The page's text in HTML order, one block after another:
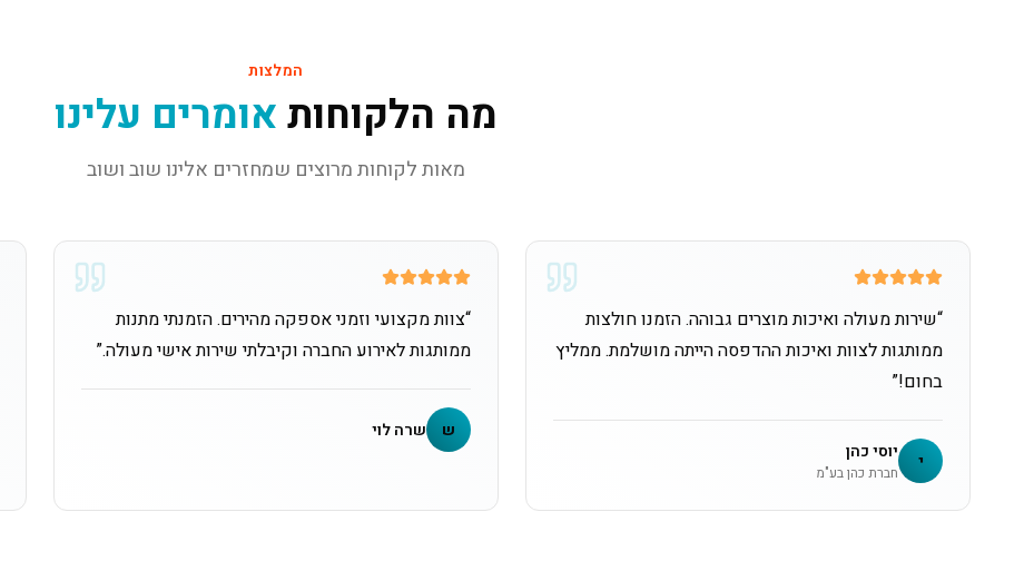
המלצות
מה הלקוחותאומרים עלינו
מאות לקוחות מרוצים שמחזרים אלינו שוב ושוב
“שירות מעולה ואיכות מוצרים גבוהה. הזמנו חולצות
ממותגות לצוות ואיכות ההדפסה הייתה מושלמת. ממליץ
בחום!”
י יוסי כהן
חברת כהן בע"מ
“צוות מקצועי וזמני אספקה מהירים. הזמנתי מתנות
ממותגות לאירוע החברה וקיבלתי שירות אישי מעולה.”
ש שרה לוי